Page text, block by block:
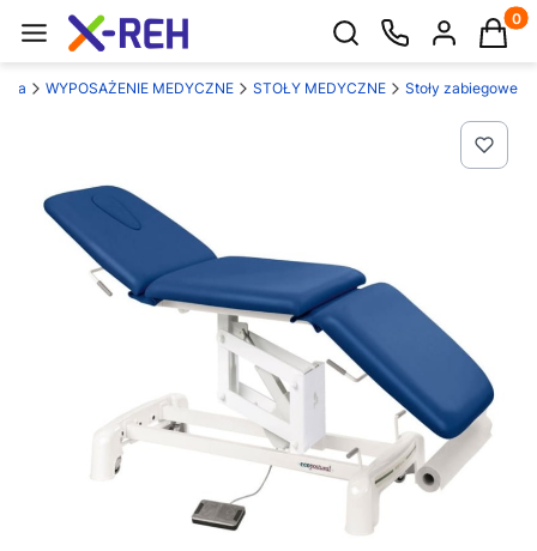
Otwórz wyszukiwarkę
WYPOSAŻENIE MEDYCZNE STOŁY MEDYCZNE Stoły zabiegowe